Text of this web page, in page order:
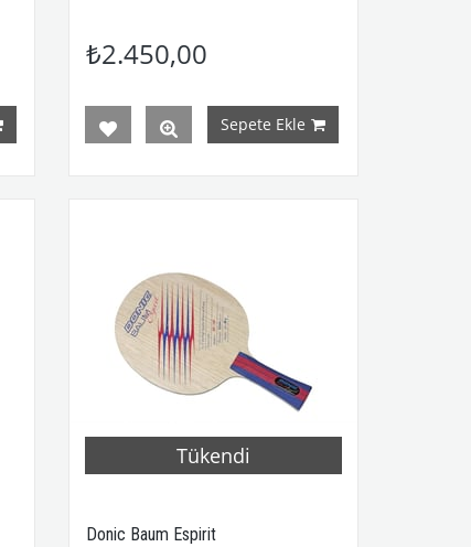
₺2.450,00
Sepete Ekle
Tükendi
Donic Baum Espirit